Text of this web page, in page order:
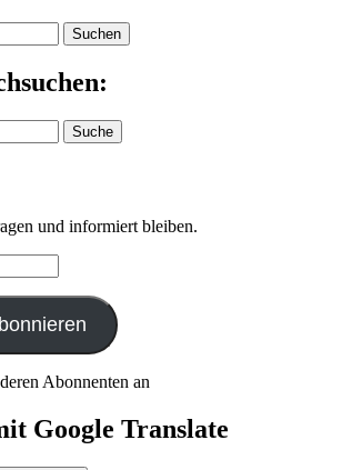
Suche
und informiert bleiben.
Abonnenten an
Google Translate